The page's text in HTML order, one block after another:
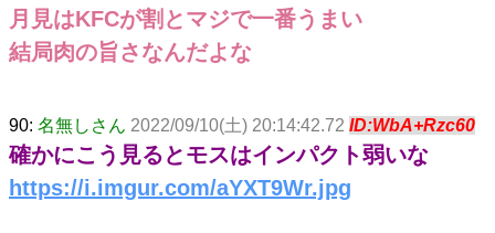
月見はKFCが割とマジで一番うまい
結局肉の旨さなんだよな
90: 名無しさん 2022/09/10(土) 20:14:42.72 ID:WbA+Rzc60
確かにこう見るとモスはインパクト弱いな
https://i.imgur.com/aYXT9Wr.jpg